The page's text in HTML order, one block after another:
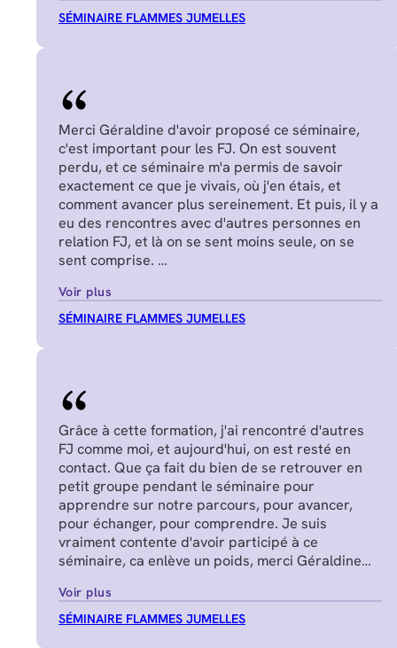
SÉMINAIRE FLAMMES JUMELLES
Merci Géraldine d'avoir proposé ce séminaire,
c'est important pour les FJ. On est souvent
perdu, et ce séminaire m'a permis de savoir
exactement ce que je vivais, où j'en étais, et
comment avancer plus sereinement. Et puis, il y a
eu des rencontres avec d'autres personnes en
relation FJ, et là on se sent moins seule, on se
sent comprise.
Voir plus
SÉMINAIRE FLAMMES JUMELLES
Grâce à cette formation, j'ai rencontré d'autres
FJ comme moi, et aujourd'hui, on est resté en
contact. Que ça fait du bien de se retrouver en
petit groupe pendant le séminaire pour
apprendre sur notre parcours, pour avancer,
pour échanger, pour comprendre. Je suis
vraiment contente d'avoir participé à ce
séminaire, ca enlève un poids, merci Géraldine
Voir plus
SÉMINAIRE FLAMMES JUMELLES